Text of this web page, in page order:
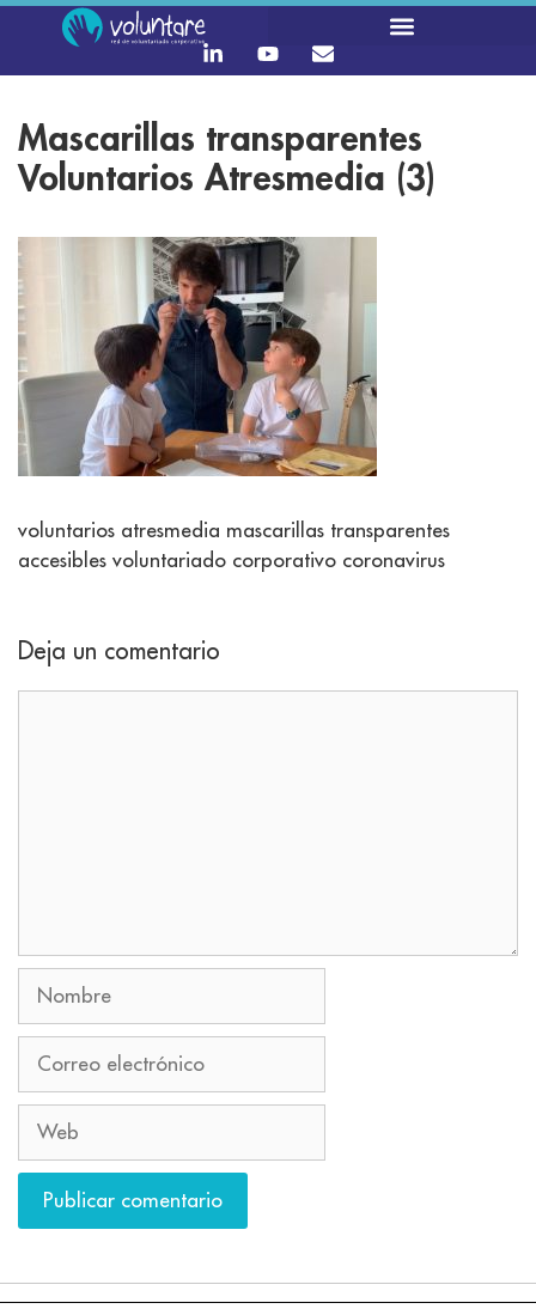
Mascarillas transparentes
Voluntarios Atresmedia (3)
voluntarios atresmedia mascarillas transparentes
accesibles voluntariado corporativo coronavirus
Deja un comentario